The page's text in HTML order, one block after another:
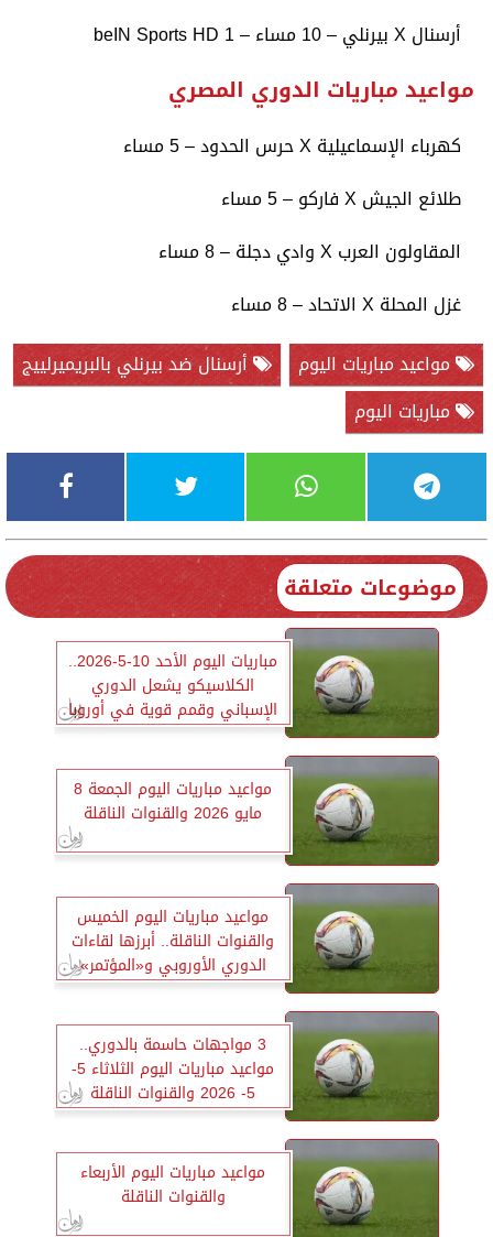
أرسنال X بيرنلي – 10 مساء – beIN Sports HD 1
مواعيد مباريات الدوري المصري
كهرباء الإسماعيلية X حرس الحدود – 5 مساء
طلائع الجيش X فاركو – 5 مساء
المقاولون العرب X وادي دجلة – 8 مساء
غزل المحلة X الاتحاد – 8 مساء
مواعيد مباريات اليوم
أرسنال ضد بيرنلي بالبريميرلييج
مباريات اليوم
موضوعات متعلقة
مباريات اليوم الأحد 10-5-2026..
الكلاسيكو يشعل الدوري
الإسباني وقمم قوية في أوروبا
مواعيد مباريات اليوم الجمعة 8
مايو 2026 والقنوات الناقلة
مواعيد مباريات اليوم الخميس
والقنوات الناقلة.. أبرزها لقاءات
الدوري الأوروبي و«المؤتمر»
3 مواجهات حاسمة بالدوري..
مواعيد مباريات اليوم الثلاثاء 5-
5- 2026 والقنوات الناقلة
مواعيد مباريات اليوم الأربعاء
والقنوات الناقلة